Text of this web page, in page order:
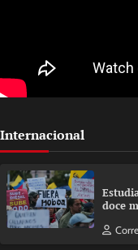
Internacional
doce